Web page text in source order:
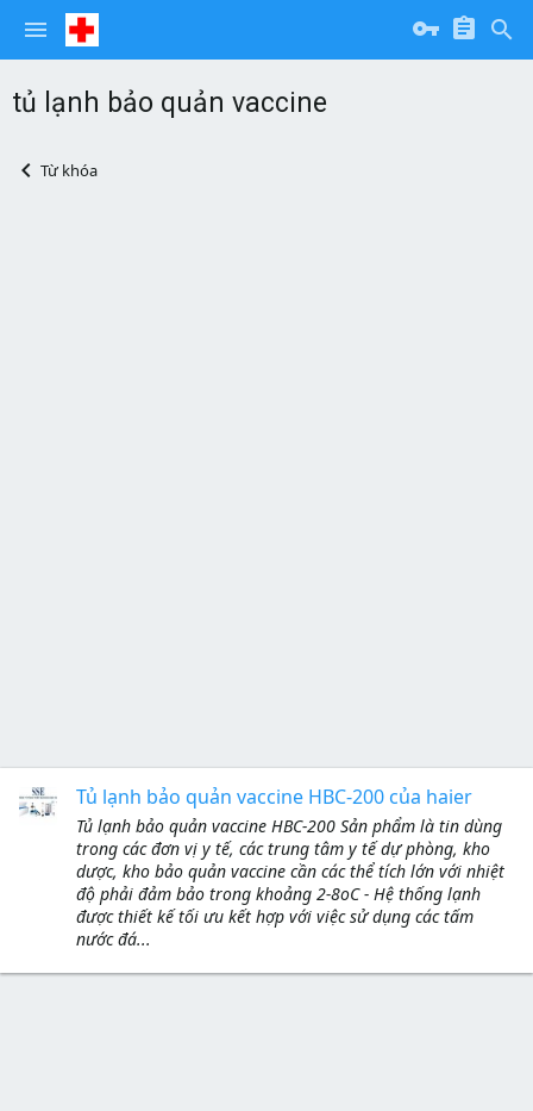
tủ lạnh bảo quản vaccine
Từ khóa
Tủ lạnh bảo quản vaccine HBC-200 của haier
Tủ lạnh bảo quản vaccine HBC-200 Sản phẩm là tin dùng
trong các đơn vị y tế, các trung tâm y tế dự phòng, kho
dược, kho bảo quản vaccine cần các thể tích lớn với nhiệt
độ phải đảm bảo trong khoảng 2-8oC - Hệ thống lạnh
được thiết kế tối ưu kết hợp với việc sử dụng các tấm
nước đá...